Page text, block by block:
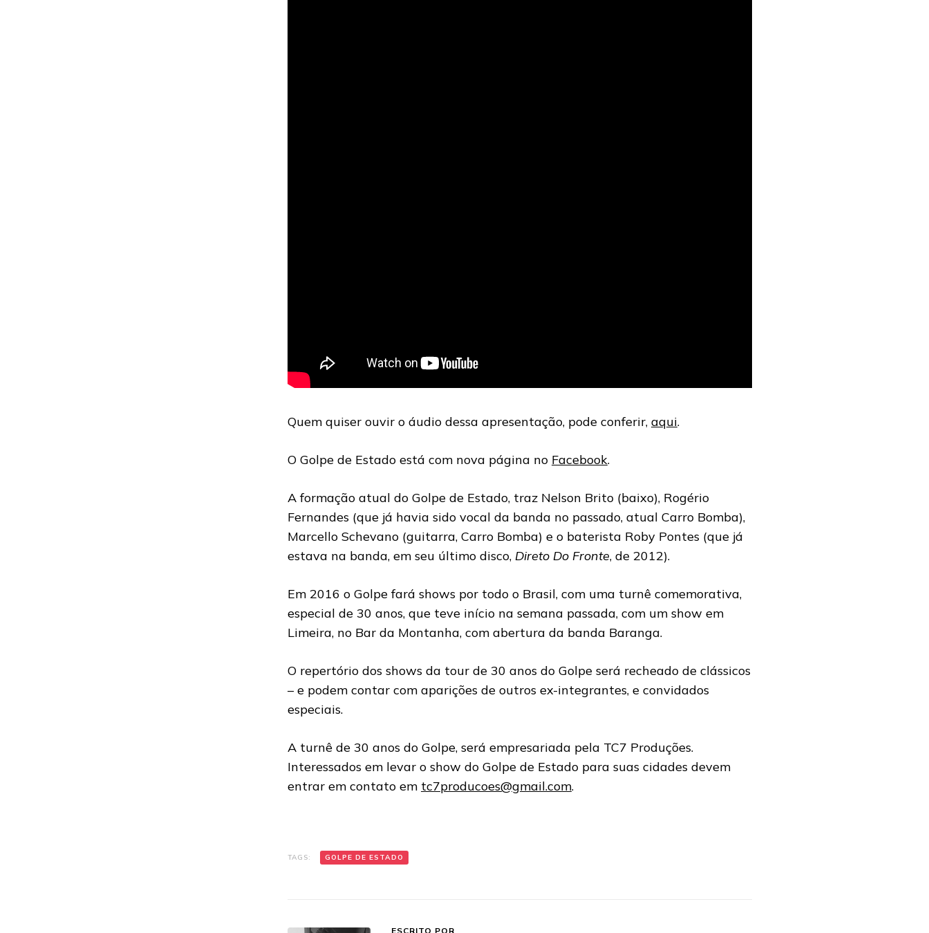
Quem quiser ouvir o áudio dessa apresentação, pode conferir, aqui.
O Golpe de Estado está com nova página no Facebook.
A formação atual do Golpe de Estado, traz Nelson Brito (baixo), Rogério
Fernandes (que já havia sido vocal da banda no passado, atual Carro Bomba),
Marcello Schevano (guitarra, Carro Bomba) e o baterista Roby Pontes (que já
estava na banda, em seu último disco, Direto Do Fronte, de 2012).
Em 2016 o Golpe fará shows por todo o Brasil, com uma turnê comemorativa,
especial de 30 anos, que teve início na semana passada, com um show em
Limeira, no Bar da Montanha, com abertura da banda Baranga.
O repertório dos shows da tour de 30 anos do Golpe será recheado de clássicos
– e podem contar com aparições de outros ex-integrantes, e convidados
especiais.
A turnê de 30 anos do Golpe, será empresariada pela TC7 Produções.
Interessados em levar o show do Golpe de Estado para suas cidades devem
entrar em contato em tc7producoes@gmail.com.
TAGS: GOLPE DE ESTADO
ESCRITO POR